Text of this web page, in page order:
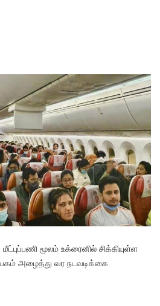
மூலம் உக்ரைனில் சிக்கியுள்ள
அழைத்து வர நடவடிக்கை